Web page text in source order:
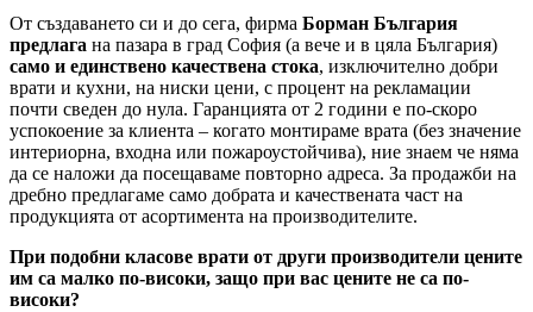
От създаването си и до сега, фирма Борман България
предлага на пазара в град София (а вече и в цяла България)
само и единствено качествена стока, изключително добри
врати и кухни, на ниски цени, с процент на рекламации
почти сведен до нула. Гаранцията от 2 години е по-скоро
успокоение за клиента – когато монтираме врата (без значение
интериорна, входна или пожароустойчива), ние знаем че няма
да се наложи да посещаваме повторно адреса. За продажби на
дребно предлагаме само добрата и качествената част на
продукцията от асортимента на производителите.
При подобни класове врати от други производители цените
им са малко по-високи, защо при вас цените не са по-
високи?